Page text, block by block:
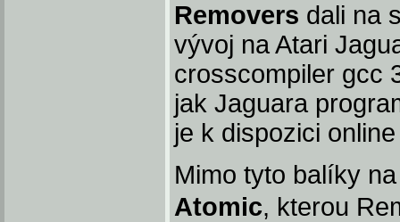
Removers dali na
vývoj na Atari
crosscompiler gcc
jak Jaguara
je k dispozici
Mimo tyto balíky
Atomic, kterou